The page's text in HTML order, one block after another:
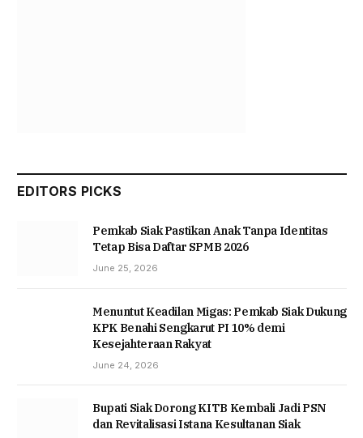
EDITORS PICKS
Pemkab Siak Pastikan Anak Tanpa Identitas
Tetap Bisa Daftar SPMB 2026
June 25, 2026
Menuntut Keadilan Migas: Pemkab Siak Dukung
KPK Benahi Sengkarut PI 10% demi
Kesejahteraan Rakyat
June 24, 2026
Bupati Siak Dorong KITB Kembali Jadi PSN
dan Revitalisasi Istana Kesultanan Siak